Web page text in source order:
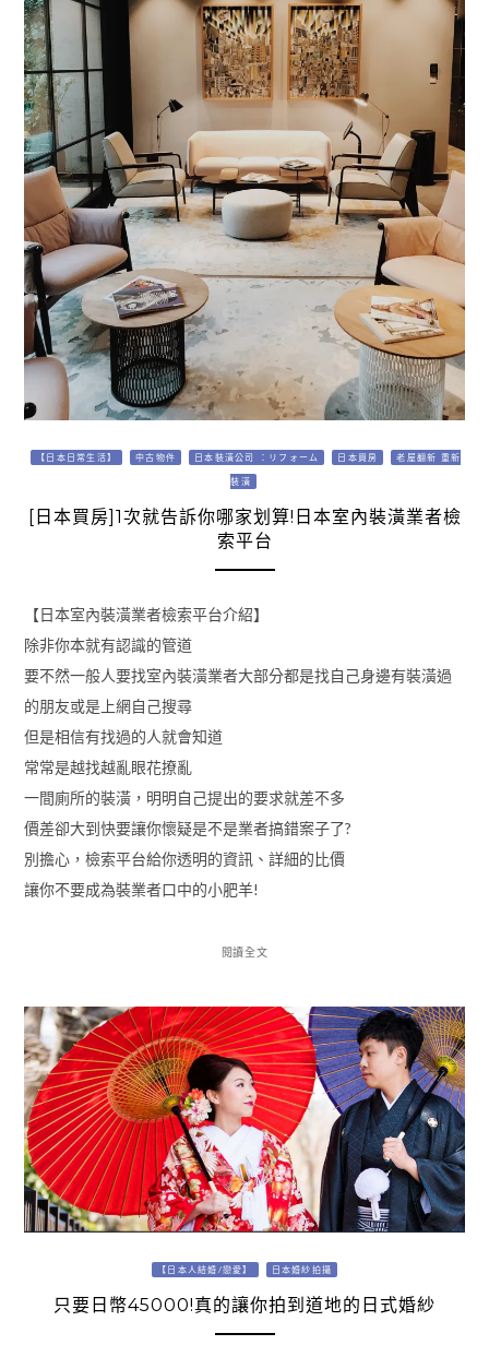
【日本日常生活】 中古物件 日本裝潢公司 ：リフォーム 日本買房 老屋翻新 重新
裝潢
[日本買房]1次就告訴你哪家划算!日本室內裝潢業者檢
索平台
【日本室內裝潢業者檢索平台介紹】
除非你本就有認識的管道
要不然一般人要找室內裝潢業者大部分都是找自己身邊有裝潢過
的朋友或是上網自己搜尋
但是相信有找過的人就會知道
常常是越找越亂眼花撩亂
一間廁所的裝潢，明明自己提出的要求就差不多
價差卻大到快要讓你懷疑是不是業者搞錯案子了?
別擔心，檢索平台給你透明的資訊、詳細的比價
讓你不要成為裝業者口中的小肥羊!
閱讀全文
【日本人結婚/戀愛】 日本婚紗拍攝
只要日幣45000!真的讓你拍到道地的日式婚紗